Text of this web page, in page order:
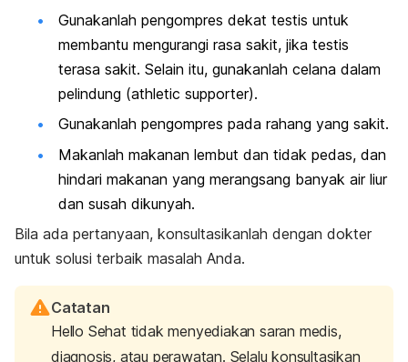
Gunakanlah pengompres dekat testis untuk
membantu mengurangi rasa sakit, jika testis
terasa sakit. Selain itu, gunakanlah celana dalam
pelindung (athletic supporter).
Gunakanlah pengompres pada rahang yang sakit.
Makanlah makanan lembut dan tidak pedas, dan
hindari makanan yang merangsang banyak air liur
dan susah dikunyah.
Bila ada pertanyaan, konsultasikanlah dengan dokter
untuk solusi terbaik masalah Anda.
Catatan
Hello Sehat tidak menyediakan saran medis,
diagnosis, atau perawatan. Selalu konsultasikan